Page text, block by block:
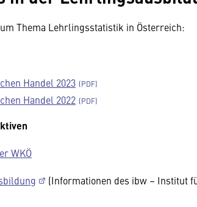
Thema Lehrlingsstatistik in Österreich:
Handel 2023
Handel 2022
WKÖ
(Informationen des ibw – Institut